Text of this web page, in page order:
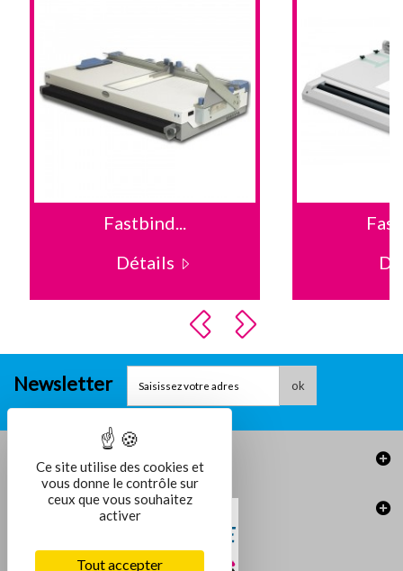
Fastbind...
Détails
Newsletter ok
Informations
Ce site utilise des cookies et
vous donne le contrôle sur
ceux que vous souhaitez
activer
Tout accepter